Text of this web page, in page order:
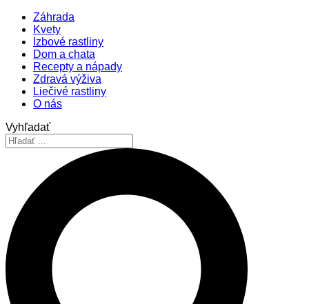
Záhrada
Kvety
Izbové rastliny
Dom a chata
Recepty a nápady
Zdravá výživa
Liečivé rastliny
O nás
Vyhľadať